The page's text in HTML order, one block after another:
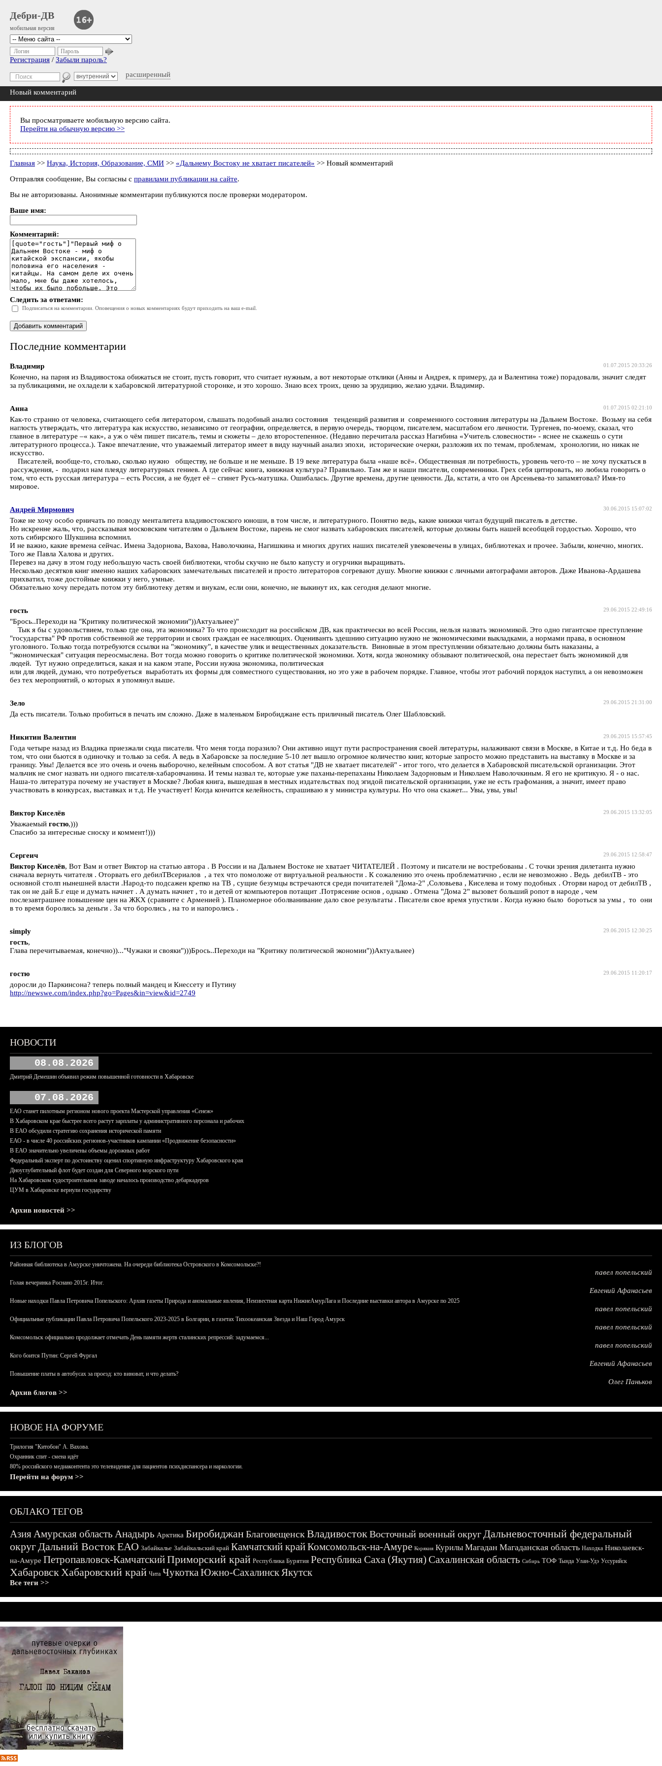
Дебри-ДВ
мобильная версия
расширенный
Логин Пароль
Регистрация / Забыли пароль?
Новый комментарий
Вы просматриваете мобильную версию сайта.
Перейти на обычную версию >>
Главная >> Наука, История, Образование, СМИ >> «Дальнему Востоку не хватает писателей» >> Новый комментарий
Отправляя сообщение, Вы согласны с правилами публикации на сайте.
Вы не авторизованы. Анонимные комментарии публикуются после проверки модератором.
Ваше имя:
Комментарий:
Следить за ответами:
Подписаться на комментарии. Оповещения о новых комментариях будут приходить на ваш e-mail.
Последние комментарии
01.07.2015 20:33:26
Владимир
Конечно, на парня из Владивостока обижаться не стоит, пусть говорит, что считает нужным, а вот некоторые отклики (Анны и Андрея, к примеру, да и Валентина тоже) порадовали, значит следят
за публикациями, не охладели к хабаровской литературной сторонке, и это хорошо. Знаю всех троих, ценю за эрудицию, желаю удачи. Владимир.
01.07.2015 02:21:10
Анна
Как-то странно от человека, считающего себя литератором, слышать подобный анализ состояния тенденций развития и современного состояния литературы на Дальнем Востоке. Возьму на себя
наглость утверждать, что литература как искусство, независимо от географии, определяется, в первую очередь, творцом, писателем, масштабом его личности. Тургенев, по-моему, сказал, что
главное в литературе –« как», а уж о чём пишет писатель, темы и сюжеты – дело второстепенное. (Недавно перечитала рассказ Нагибина «Учитель словесности» - яснее не скажешь о сути
литературного процесса.). Такое впечатление, что уважаемый литератор имеет в виду научный анализ эпохи, исторические очерки, разложив их по темам, проблемам, хронологии, но никак не
искусство.
Писателей, вообще-то, столько, сколько нужно обществу, не больше и не меньше. В 19 веке литература была «наше всё». Общественная ли потребность, уровень чего-то – не хочу пускаться в
рассуждения, - подарил нам плеяду литературных гениев. А где сейчас книга, книжная культура? Правильно. Там же и наши писатели, современники. Грех себя цитировать, но любила говорить о
том, что есть русская литература – есть Россия, а не будет её – сгинет Русь-матушка. Ошибалась. Другие времена, другие ценности. Да, кстати, а что он Арсеньева-то запамятовал? Имя-то
мировое.
30.06.2015 15:07:02
Андрей Мирмович
Тоже не хочу особо ерничать по поводу менталитета владивостокского юноши, в том числе, и литературного. Понятно ведь, какие книжки читал будущий писатель в детстве.
Но искренне жаль, что, рассказывая московским читателям о Дальнем Востоке, парень не смог назвать хабаровских писателей, которые должны быть нашей всеобщей гордостью. Хорошо, что
хоть сибирского Шукшина вспомнил.
И не важно, какие времена сейчас. Имена Задорнова, Вахова, Наволочкина, Нагишкина и многих других наших писателей увековечены в улицах, библиотеках и прочее. Забыли, конечно, многих.
Того же Павла Халова и других.
Перевез на дачу в этом году небольшую часть своей библиотеки, чтобы скучно не было капусту и огурчики выращивать.
Несколько десятков книг именно наших хабаровских замечательных писателей и просто литераторов согревают душу. Многие книжки с личными автографами авторов. Даже Иванова-Ардашева
прихватил, тоже достойные книжки у него, умные.
Обязательно хочу передать потом эту библиотеку детям и внукам, если они, конечно, не выкинут их, как сегодня делают многие.
29.06.2015 22:49:16
гость
"Брось..Переходи на "Критику политической экономии"))Актуальнее)"
Тык я бы с удовольствием, только где она, эта экономика? То что происходит на российском ДВ, как практически во всей России, нельзя назвать экономикой. Это одно гигантское преступление
"государства" РФ против собственной же территории и своих граждан ее населяющих. Оцениванть здешнию ситуацию нужно не экономическими выкладками, а нормами права, в основном
уголовного. Только тогда потребуются ссылки на "экономику", в качестве улик и вещественных доказательств. Виновные в этом преступлении обязательно должны быть наказаны, а
"экономическая" ситуация переосмыслена. Вот тогда можно говорить о критике политической экономики. Хотя, когда экономику обзывают политической, она перестает быть экономикой для
людей. Тут нужно определиться, какая и на каком этапе, России нужна экономика, политическая
или для людей, думаю, что потребуеться выработать их формы для совместного существования, но это уже в рабочем порядке. Главное, чтобы этот рабочий порядок наступил, а он невозможен
без тех мероприятий, о которых я упомянул выше.
29.06.2015 21:31:00
Зело
Да есть писатели. Только пробиться в печать им сложно. Даже в маленьком Биробиджане есть приличный писатель Олег Шабловский.
29.06.2015 15:57:45
Никитин Валентин
Года четыре назад из Владика приезжали сюда писатели. Что меня тогда поразило? Они активно ищут пути распространения своей литературы, налаживают связи в Москве, в Китае и т.д. Но беда в
том, что они бьются в одиночку и только за себя. А ведь в Хабаровске за последние 5-10 лет вышло огромное количество книг, которые запросто можно представить на выставку в Москве и за
границу. Увы! Делается все это очень и очень выборочно, келейным способом. А вот статья "ДВ не хватает писателей" - итог того, что делается в Хабаровской писательской организации. Этот
мальчик не смог назвать ни одного писателя-хабаровчанина. И темы назвал те, которые уже паханы-перепаханы Николаем Задорновым и Николаем Наволочкиным. Я его не критикую. Я - о нас.
Наша-то литература почему не участвует в Москве? Любая книга, вышедшая в местных издательствах под эгидой писательской организации, уже не есть графомания, а значит, имеет право
участвовать в конкурсах, выставках и т.д. Не участвует! Когда кончится келейность, спрашиваю я у министра культуры. Но что она скажет... Увы, увы, увы!
29.06.2015 13:32:05
Виктор Киселёв
Уважаемый гостю,)))
Спасибо за интересные сноску и коммент!)))
29.06.2015 12:58:47
Сергеич
Виктор Киселёв, Вот Вам и ответ Виктор на статью автора . В России и на Дальнем Востоке не хватает ЧИТАТЕЛЕЙ . Поэтому и писатели не востребованы . С точки зрения дилетанта нужно
сначала вернуть читателя . Оторвать его дебилТВсериалов , а тех что помоложе от виртуальной реальности . К сожалению это очень проблематично , если не невозможно . Ведь дебилТВ - это
основной столп нынешней власти .Народ-то подсажен крепко на ТВ , сущие безумцы встречаются среди почитателей "Дома-2" ,Соловьева , Киселева и тому подобных . Оторви народ от дебилТВ ,
так он не дай Б.г еще и думать начнет . А думать начнет , то и детей от компьютеров потащит .Потрясение основ , однако . Отмена "Дома 2" вызовет больший ропот в народе , чем
послезавтрашнее повышение цен на ЖКХ (сравните с Арменией ). Планомерное оболванивание дало свое результаты . Писатели свое время упустили . Когда нужно было бороться за умы , то они
в то время боролись за деньги . За что боролись , на то и напоролись .
29.06.2015 12:30:25
simply
гость,
Глава перечитываемая, конечно))..."Чужаки и свояки")))Брось..Переходи на "Критику политической экономии"))Актуальнее)
29.06.2015 11:20:17
гостю
доросли до Паркинсона? теперь полный мандец и Кнессету и Путину
http://newswe.com/index.php?go=Pages&in=view&id=2749
НОВОСТИ
08.08.2026
Дмитрий Демешин объявил режим повышенной готовности в Хабаровске
07.08.2026
ЕАО станет пилотным регионом нового проекта Мастерской управления «Сенеж»
В Хабаровском крае быстрее всего растут зарплаты у административного персонала и рабочих
В ЕАО обсудили стратегию сохранения исторической памяти
ЕАО - в числе 40 российских регионов-участников кампании «Продвижение безопасности»
В ЕАО значительно увеличены объемы дорожных работ
Федеральный эксперт по достоинству оценил спортивную инфраструктуру Хабаровского края
Дноуглубительный флот будет создан для Северного морского пути
На Хабаровском судостроительном заводе началось производство дебаркадеров
ЦУМ в Хабаровске вернули государству
Архив новостей >>
ИЗ БЛОГОВ
Районная библиотека в Амурске уничтожена. На очереди библиотека Островского в Комсомольске?!
павел попельский
Голая вечеринка Роснано 2015г. Итог.
Евгений Афанасьев
Новые находки Павла Петровича Попельского: Архив газеты Природа и аномальные явления, Неизвестная карта НижнеАмурЛага и Последние выставки автора в Амурске по 2025
павел попельский
Официальные публикации Павла Петровича Попельского 2023-2025 в Болгарии, в газетах Тихоокеанская Звезда и Наш Город Амурск
павел попельский
Комсомольск официально продолжает отмечать День памяти жертв сталинских репрессий: задумаемся...
павел попельский
Кого боится Путин: Сергей Фургал
Евгений Афанасьев
Повышение платы в автобусах за проезд: кто виноват, и что делать?
Олег Паньков
Архив блогов >>
НОВОЕ НА ФОРУМЕ
Трилогия "Китобои" А. Вахова.
Охранник спит - смена идёт
80% российского медиаконтента это телевидение для пациентов психдиспансера и наркологии.
Перейти на форум >>
ОБЛАКО ТЕГОВ
АзияАмурская область Анадырь Арктика БиробиджанБлаговещенскВладивостокВосточный военный округДальневосточный федеральный
округДальний ВостокЕАО Забайкалье Забайкальский край Камчатский крайКомсомольск-на-Амуре Корякия Курилы Магадан Магаданская область Находка Николаевск-
на-Амуре Петропавловск-КамчатскийПриморский край Республика Бурятия Республика Саха (Якутия) Сахалинская область Сибирь ТОФ Тында Улан-Удэ Уссурийск
ХабаровскХабаровский край Чита ЧукоткаЮжно-СахалинскЯкутск
Все теги >>